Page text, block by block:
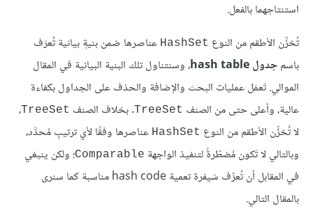
استنتاجهما بالفعل.
تُخزِّن الأطقم من النوع HashSet عناصرها ضمن بنيةٍ بيانية تُعرَف
باسمجدول hash table
، وسنتناول تلك البنية البيانية في المقال
الموالي. تَعمَل عمليات البحث والإضافة والحذف على الجداول بكفاءة
عالية، وأعلى حتى من الصنف TreeSet. بخلاف الصنف TreeSet،
لا تُخزِّن الأطقم من النوع HashSet عناصرها وفقًا لأي ترتيبٍ مُحدَّد،
وبالتالي لا تَكون مُضطّرةً لتنفيذ الواجهة Comparable؛ ولكن ينبغي
في المقابل أن تُعرِّف شيفرة تعمية hash code مناسبة كما سنرى
بالمقال التالي.